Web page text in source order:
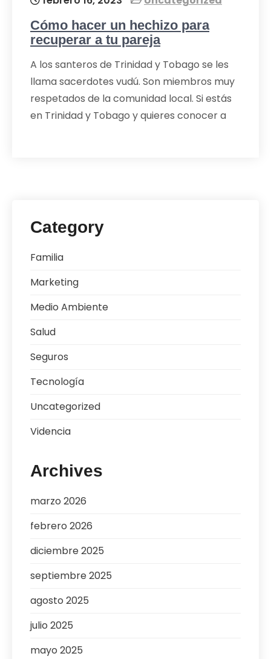
Cómo hacer un hechizo para
recuperar a tu pareja
A los santeros de Trinidad y Tobago se les
llama sacerdotes vudú. Son miembros muy
respetados de la comunidad local. Si estás
en Trinidad y Tobago y quieres conocer a
Category
Familia
Marketing
Medio Ambiente
Salud
Seguros
Tecnología
Uncategorized
Videncia
Archives
marzo 2026
febrero 2026
diciembre 2025
septiembre 2025
agosto 2025
julio 2025
mayo 2025